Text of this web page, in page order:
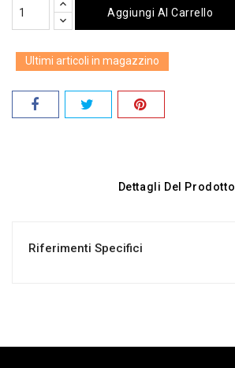
Aggiungi Al Carrello
Ultimi articoli in magazzino
Dettagli Del Prodotto
Riferimenti Specifici